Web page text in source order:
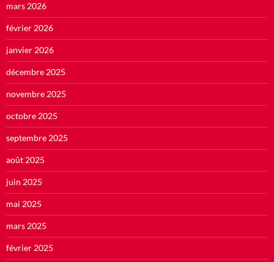
mars 2026
février 2026
janvier 2026
décembre 2025
novembre 2025
octobre 2025
septembre 2025
août 2025
juin 2025
mai 2025
mars 2025
février 2025